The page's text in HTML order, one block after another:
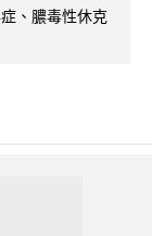
、膿毒性休克